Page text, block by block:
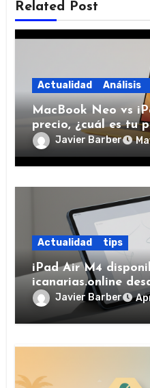
Related Post
Actualidad Análisis
MacBook Neo vs
precio, ¿cuál es tu
Javier Barber
Actualidad tips
iPad Air M4
icanarias.online
Javier Barber